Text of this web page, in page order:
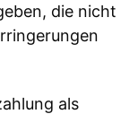
die nicht
als